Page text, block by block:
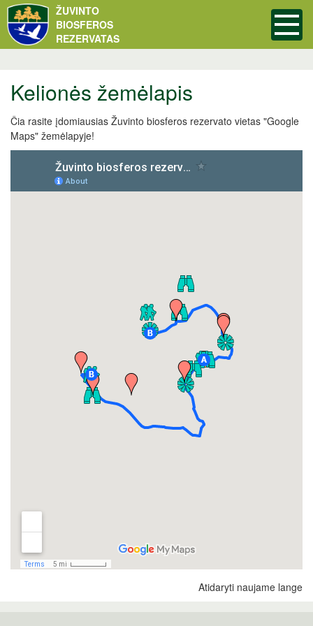
ŽUVINTO
BIOSFEROS
REZERVATAS
Kelionės žemėlapis
Čia rasite įdomiausias Žuvinto biosferos rezervato vietas "Google
Maps" žemėlapyje!
Atidaryti naujame lange